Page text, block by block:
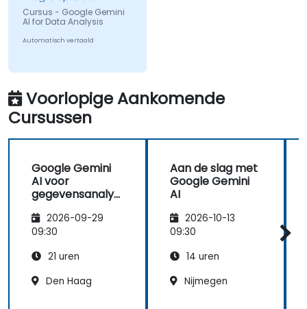
Cursus - Google Gemini
AI for Data Analysis
Automatisch vertaald
Voorlopige Aankomende
Cursussen
Google Gemini
AI voor
gegevensanalys
2026-09-29
09:30
21 uren
Den Haag
Aan de slag met
Google Gemini
AI
2026-10-13
09:30
14 uren
Nijmegen